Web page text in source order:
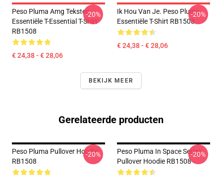
Peso Pluma Amg Teksten
Essentiële T-Essential T-Shirt
RB1508
€ 24,38 - € 28,06
-20%
Ik Hou Van Je. Peso Pluma
Essentiële T-Shirt RB1508
€ 24,38 - € 28,06
-20%
BEKIJK MEER
Gerelateerde producten
Peso Pluma Pullover Hoodie
RB1508
-20%
Peso Pluma In Space Series
Pullover Hoodie RB1508
-20%